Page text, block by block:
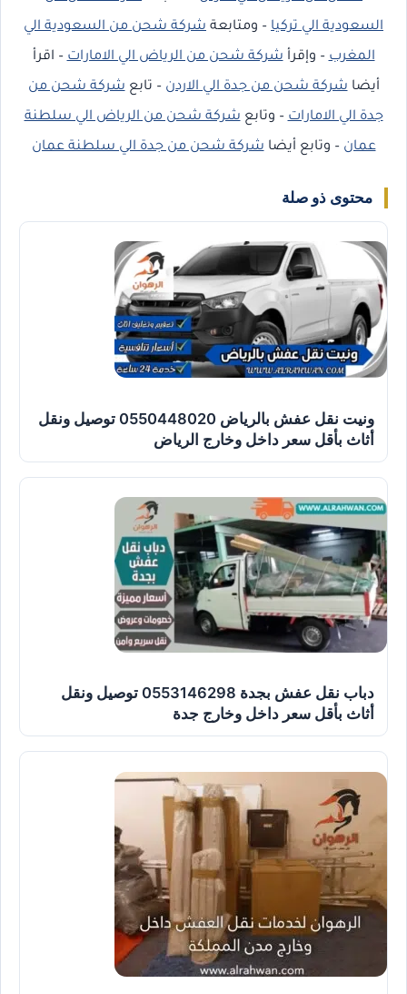
السعودية الي تركيا – ومتابعة شركة شحن من السعودية الي
المغرب– وإقرأشركة شحن من الرياض الي الامارات– اقرأ
أيضاشركة شحن من جدة الي الاردن – تابعشركة شحن من
جدة الي الامارات– وتابعشركة شحن من الرياض الي سلطنة
عمان – وتابع أيضاشركة شحن من جدة الي سلطنة عمان
محتوى ذو صلة
ونيت نقل عفش بالرياض 0550448020 توصيل ونقل
أثاث بأقل سعر داخل وخارج الرياض
دباب نقل عفش بجدة 0553146298 توصيل ونقل
أثاث بأقل سعر داخل وخارج جدة